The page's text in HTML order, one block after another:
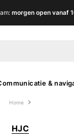
morgen open vanaf
&
Home
HJC